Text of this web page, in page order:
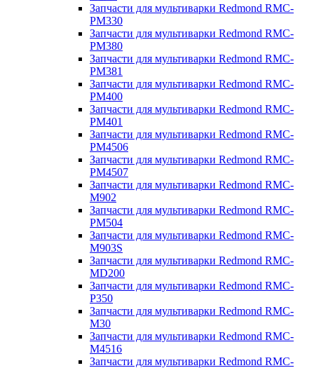
Запчасти для мультиварки Redmond RMC-
PM330
Запчасти для мультиварки Redmond RMC-
PM380
Запчасти для мультиварки Redmond RMC-
PM381
Запчасти для мультиварки Redmond RMC-
PM400
Запчасти для мультиварки Redmond RMC-
PM401
Запчасти для мультиварки Redmond RMC-
PM4506
Запчасти для мультиварки Redmond RMC-
PM4507
Запчасти для мультиварки Redmond RMC-
M902
Запчасти для мультиварки Redmond RMC-
PM504
Запчасти для мультиварки Redmond RMC-
M903S
Запчасти для мультиварки Redmond RMC-
MD200
Запчасти для мультиварки Redmond RMC-
P350
Запчасти для мультиварки Redmond RMC-
M30
Запчасти для мультиварки Redmond RMC-
M4516
Запчасти для мультиварки Redmond RMC-